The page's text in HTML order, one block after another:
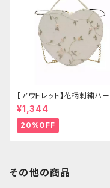
【アウトレット】花柄刺繍ハ
ッグ
¥1,344
20%OFF
その他の商品